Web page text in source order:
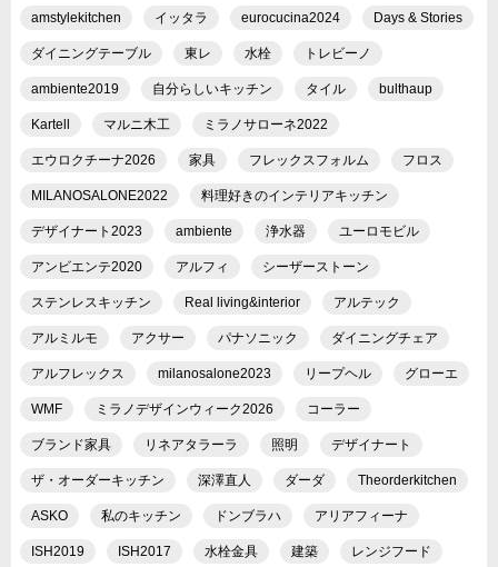
amstylekitchen イッタラ eurocucina2024 Days & Stories
ダイニングテーブル 東レ 水栓 トレビーノ
ambiente2019 自分らしいキッチン タイル bulthaup
Kartell マルニ木工 ミラノサローネ2022
エウロクチーナ2026 家具 フレックスフォルム フロス
MILANOSALONE2022 料理好きのインテリアキッチン
デザイナート2023 ambiente 浄水器 ユーロモビル
アンビエンテ2020 アルフィ シーザーストーン
ステンレスキッチン Real living&interior アルテック
アルミルモ アクサー パナソニック ダイニングチェア
アルフレックス milanosalone2023 リープヘル グローエ
WMF ミラノデザインウィーク2026 コーラー
ブランド家具 リネアタラーラ 照明 デザイナート
ザ・オーダーキッチン 深澤直人 ダーダ Theorderkitchen
ASKO 私のキッチン ドンブラハ アリアフィーナ
ISH2019 ISH2017 水栓金具 建築 レンジフード